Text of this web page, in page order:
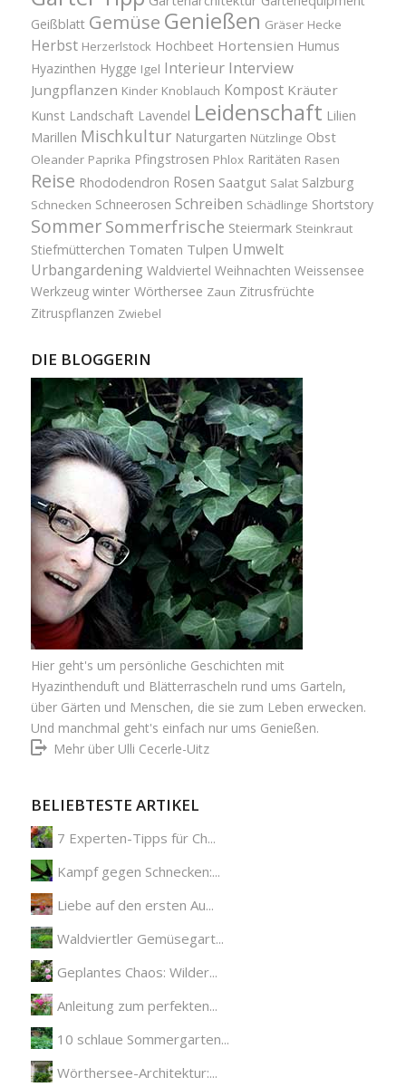
Geißblatt Gemüse Genießen Gräser Hecke
Herbst Herzerlstock Hochbeet Hortensien Humus
Hyazinthen Hygge Igel Interieur Interview
Jungpflanzen Kinder Knoblauch Kompost Kräuter
Kunst Landschaft Lavendel Leidenschaft Lilien
Marillen Mischkultur Naturgarten Nützlinge Obst
Oleander Paprika Pfingstrosen Phlox Raritäten Rasen
Reise Rhododendron Rosen Saatgut Salat Salzburg
Schnecken Schneerosen Schreiben Schädlinge Shortstory
Sommer Sommerfrische Steiermark Steinkraut
Stiefmütterchen Tomaten Tulpen Umwelt
Urbangardening Waldviertel Weihnachten Weissensee
Werkzeug winter Wörthersee Zaun Zitrusfrüchte
Zitruspflanzen Zwiebel
DIE BLOGGERIN
Hier geht's um persönliche Geschichten mit
Hyazinthenduft und Blätterrascheln rund ums Garteln,
über Gärten und Menschen, die sie zum Leben erwecken.
Und manchmal geht's einfach nur ums Genießen.
Mehr über Ulli Cecerle-Uitz
BELIEBTESTE ARTIKEL
7 Experten-Tipps für Ch...
Kampf gegen Schnecken:...
Liebe auf den ersten Au...
Waldviertler Gemüsegart...
Geplantes Chaos: Wilder...
Anleitung zum perfekten...
10 schlaue Sommergarten...
Wörthersee-Architektur:...